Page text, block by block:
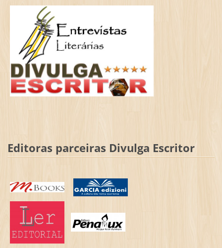
Editoras parceiras Divulga Escritor